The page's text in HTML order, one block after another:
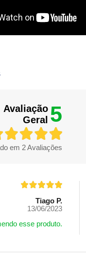
Avaliação
Geral 5
em 2Avaliações
Tiago P.
13/06/2023
esse produto.